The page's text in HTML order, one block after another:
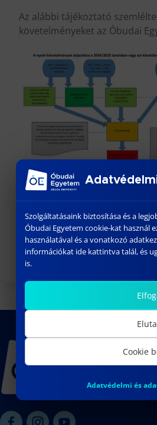
Az alábbi tájékoztató
követelményeket az Óbudai
Rektori utasítás a nyelvi
https://uni-obuda.hu/wp-
content/uploads/2024/09/
Szolgáltatásaink biztosítása és a
Óbudai Egyetem cookie-kat használ
használatával és a vonatkozó
információkat ide kattintva talál, és
is.
Cookie
Adatvédelmi és